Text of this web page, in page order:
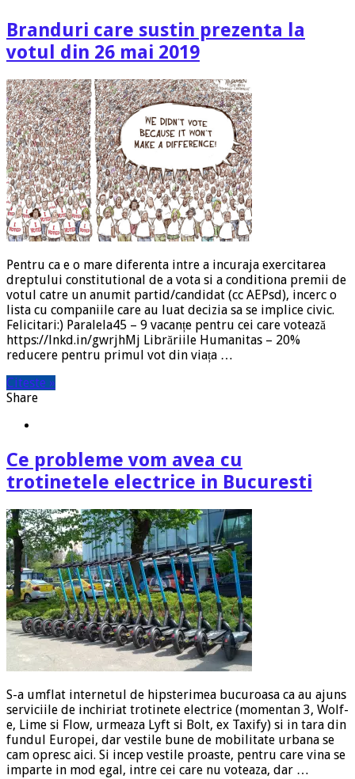
Branduri care sustin prezenta la
votul din 26 mai 2019
Pentru ca e o mare diferenta intre a incuraja exercitarea
dreptului constitutional de a vota si a conditiona premii de
votul catre un anumit partid/candidat (cc AEPsd), incerc o
lista cu companiile care au luat decizia sa se implice civic.
Felicitari:) Paralela45 – 9 vacanțe pentru cei care votează
https://lnkd.in/gwrjhMj Librăriile Humanitas – 20%
reducere pentru primul vot din viața …
Citeste »
Share
Ce probleme vom avea cu
trotinetele electrice in Bucuresti
S-a umflat internetul de hipsterimea bucuroasa ca au ajuns
serviciile de inchiriat trotinete electrice (momentan 3, Wolf-
e, Lime si Flow, urmeaza Lyft si Bolt, ex Taxify) si in tara din
fundul Europei, dar vestile bune de mobilitate urbana se
cam opresc aici. Si incep vestile proaste, pentru care vina se
imparte in mod egal, intre cei care nu voteaza, dar …